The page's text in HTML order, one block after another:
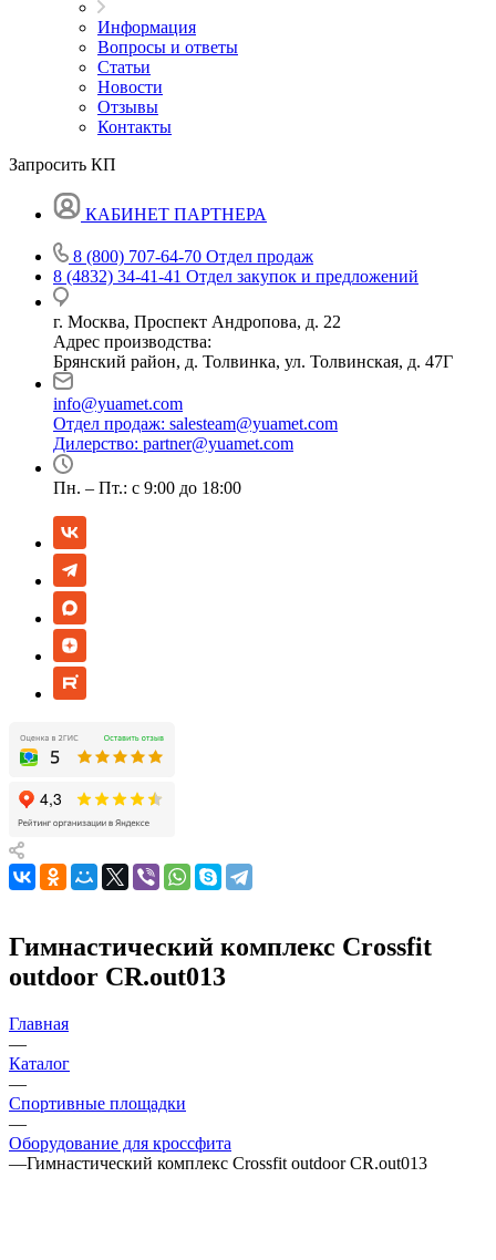
Информация
Вопросы и ответы
Статьи
Новости
Отзывы
Контакты
Запросить КП
КАБИНЕТ ПАРТНЕРА
8 (800) 707-64-70 Отдел продаж
8 (4832) 34-41-41 Отдел закупок и предложений
г. Москва, Проспект Андропова, д. 22
Адрес производства:
Брянский район, д. Толвинка, ул. Толвинская, д. 47Г
info@yuamet.com
Отдел продаж: salesteam@yuamet.com
Дилерство: partner@yuamet.com
Пн. – Пт.: с 9:00 до 18:00
Гимнастический комплекс Crossfit
outdoor CR.out013
Главная
—
Каталог
—
Спортивные площадки
—
Оборудование для кроссфита
—Гимнастический комплекс Crossfit outdoor CR.out013